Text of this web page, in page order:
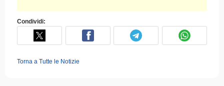
Condividi:
Torna a Tutte le Notizie